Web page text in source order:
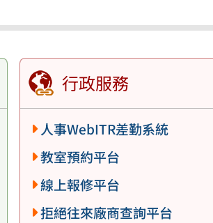
行政服務
人事WebITR差勤系統
教室預約平台
線上報修平台
拒絕往來廠商查詢平台